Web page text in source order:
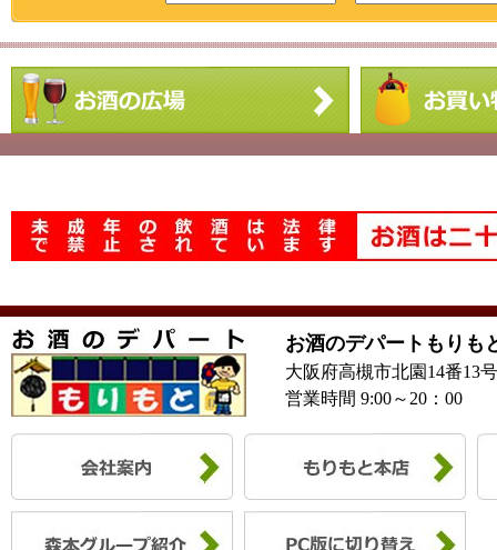
お酒のデパートもりも
大阪府高槻市北園14番13
営業時間 9:00～20：00